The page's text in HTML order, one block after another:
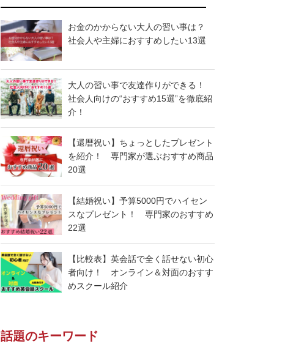
お金のかからない大人の習い事は？
社会人や主婦におすすめしたい13選
大人の習い事で友達作りができる！
社会人向けの“おすすめ15選”を徹底紹
介！
【還暦祝い】ちょっとしたプレゼント
を紹介！ 専門家が選ぶおすすめ商品
20選
【結婚祝い】予算5000円でハイセン
スなプレゼント！ 専門家のおすすめ
22選
【比較表】英会話で全く話せない初心
者向け！ オンライン＆対面のおすす
めスクール紹介
話題のキーワード